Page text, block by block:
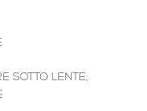
SOTTO LENTE,